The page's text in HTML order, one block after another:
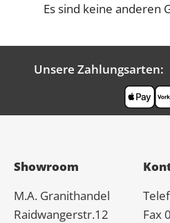
Es sind keine anderen
Unsere Zahlungsarten:
Showroom
M.A. Granithandel
Raidwangerstr.12
Fax